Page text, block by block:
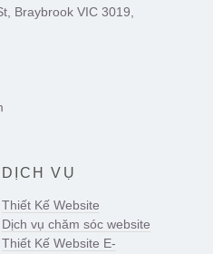
Braybrook VIC 3019,
DỊCH VỤ
Thiết Kế Website
Dịch vụ chăm sóc website
Thiết Kế Website E-